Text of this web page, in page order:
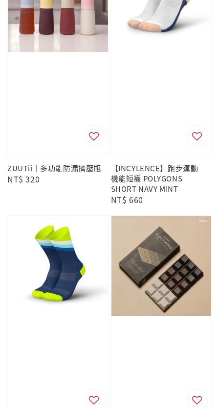
ZUUTii｜多功能防漏擠壓瓶
Regular
NT$ 320
【INCYLENCE】跑步運動
機能短襪 POLYGONS
SHORT NAVY MINT
Regular
NT$ 660